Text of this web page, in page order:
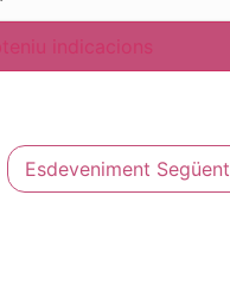
Esdeveniment Següent